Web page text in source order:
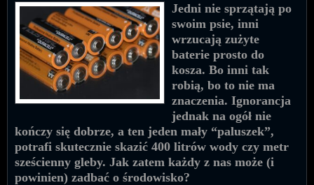
Jedni nie sprzątają po
swoim psie, inni
wrzucają zużyte
baterie prosto do
kosza. Bo inni tak
robią, bo to nie ma
znaczenia. Ignorancja
jednak na ogół nie
kończy się dobrze, a ten jeden mały “paluszek”,
potrafi skutecznie skazić 400 litrów wody czy metr
sześcienny gleby. Jak zatem każdy z nas może (i
powinien) zadbać o środowisko?